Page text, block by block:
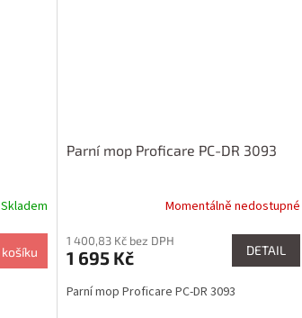
Skladem
košíku
Parní mop Proficare PC-DR 3093
Momentálně nedostupné
1 400,83 Kč bez DPH
1 695 Kč DETAIL
Parní mop Proficare PC-DR 3093